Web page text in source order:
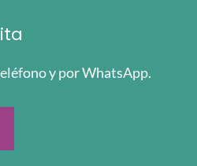
y por WhatsApp.